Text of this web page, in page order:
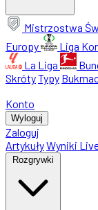
Mistrzostwa
Europy
Liga
La Liga
SkrótyTypy
Konto
Wyloguj
Zaloguj
ArtykułyWyniki
Rozgrywki